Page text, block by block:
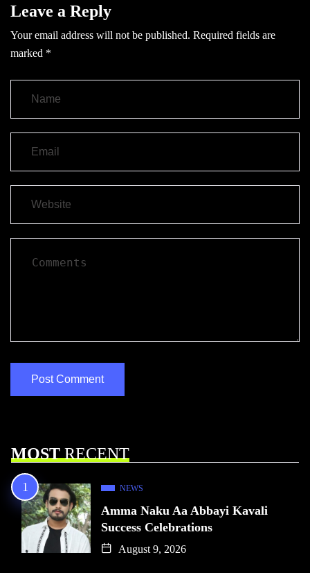
Leave a Reply
Your email address will not be published. Required fields are
marked *
MOSTRECENT
NEWS
Amma Naku Aa Abbayi Kavali
Success Celebrations
August 9, 2026